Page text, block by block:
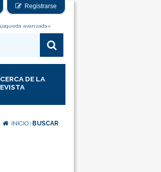
Registrarse
avanzada«
DE LA
INICIO BUSCAR